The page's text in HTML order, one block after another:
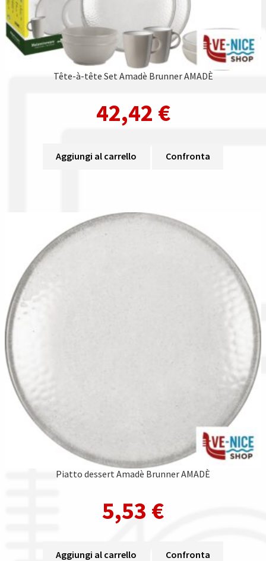
Tête-à-tête Set Amadè Brunner AMADÈ
42,42 €
Aggiungi al carrello Confronta
Piatto dessert Amadè Brunner AMADÈ
5,53 €
Aggiungi al carrello Confronta